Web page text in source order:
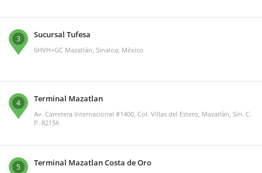
3 Sucursal Tufesa
6HVH+GC Mazatlán, Sinaloa, México
4 Terminal Mazatlan
Av. Carretera Internacional #1400, Col. Villas del Estero, Mazatlán, Sin. C.
P. 82156
5 Terminal Mazatlan Costa de Oro